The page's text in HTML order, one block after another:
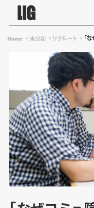
Home 未分類 リクルート 「